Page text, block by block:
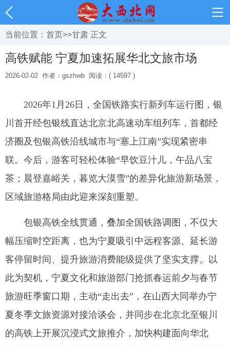
当前位置： 首页>>甘肃 正文
高铁赋能 宁夏加速拓展华北文旅市场
2026-02-02 作者：gszhwb 阅读：( 14597 )
2026年1月26日，全国铁路实行新列车运行图，银
川首开经包银线直达北京北高速动车组列车，首都经
济圈及包银高铁沿线城市与“塞上江南”实现紧密串
联。今后，游客可轻松体验“早饮豆汁儿，午品八宝
茶；晨登嘉峪关，暮览大漠雪”的差异化旅游新场景，
区域旅游格局由此迎来深刻重塑。
包银高铁全线贯通，叠加全国铁路调图，不仅大
幅压缩时空距离，也为宁夏吸引中远程客源、延长游
客停留时间、提升旅游消费能级提供了坚实支撑。以
此为契机，宁夏文化和旅游部门抢抓春运前夕与春节
旅游旺季窗口期，主动“走出去”，在山西大同举办宁
夏冬季文旅资源对接洽谈会，并同步在北京北至银川
的高铁上开展沉浸式文旅推介，加快构建面向华北